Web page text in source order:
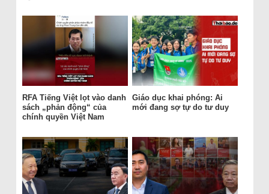
RFA Tiếng Việt lọt vào danh
sách „phản động“ của
chính quyền Việt Nam
Giáo dục khai phóng: Ai
mới đang sợ tự do tư duy